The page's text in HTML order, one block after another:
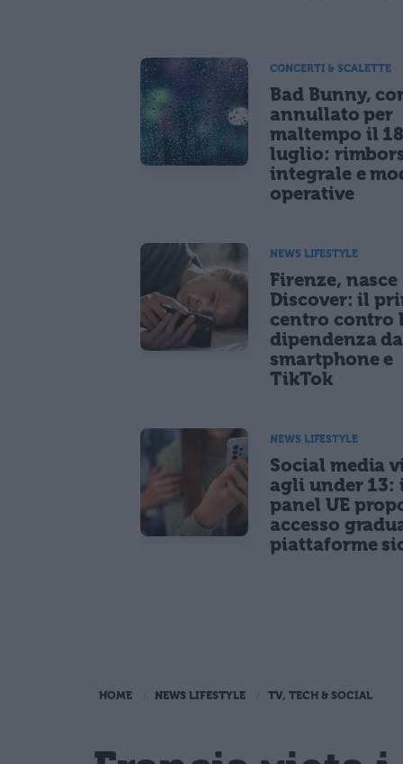
CONCERTI & SCALETTE
Bad Bunny,
annullato per
maltempo il 18
luglio:
integrale e
operative
NEWS LIFESTYLE
Firenze, nasce
Discover: il
centro contro
dipendenza da
smartphone e
TikTok
NEWS LIFESTYLE
Social media
agli under 13:
panel UE
accesso
piattaforme
HOME NEWS LIFESTYLE TV, TECH & SOCIAL